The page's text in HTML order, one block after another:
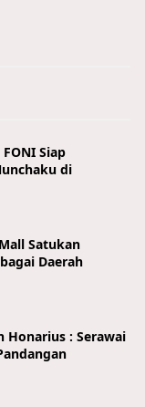
Siap
di
Satukan
Daerah
Honarius : Serawai